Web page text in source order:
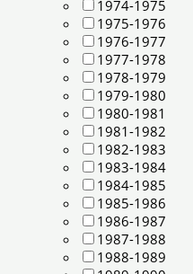
1974-1975
1975-1976
1976-1977
1977-1978
1978-1979
1979-1980
1980-1981
1981-1982
1982-1983
1983-1984
1984-1985
1985-1986
1986-1987
1987-1988
1988-1989